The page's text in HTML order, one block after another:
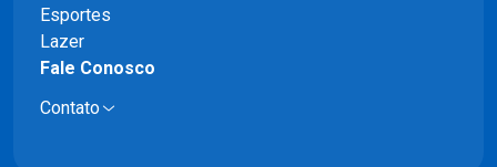
Esportes
Lazer
Fale Conosco
Contato